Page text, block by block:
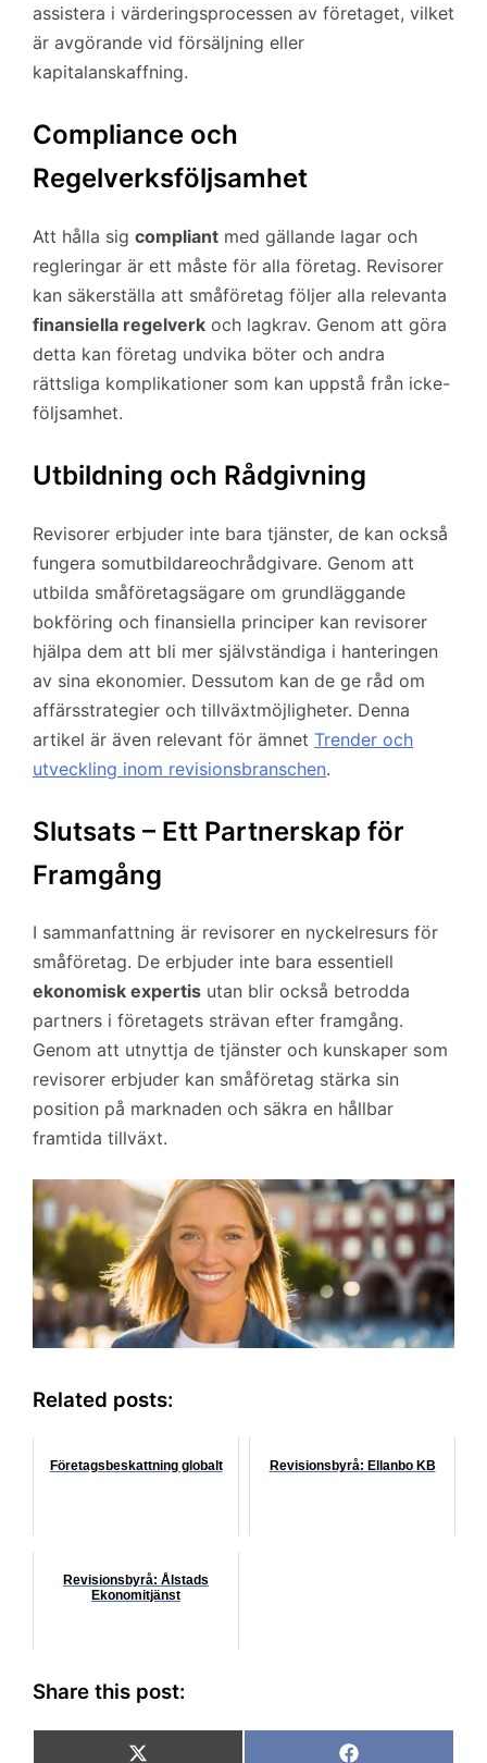
assistera i värderingsprocessen av företaget, vilket
är avgörande vid försäljning eller
kapitalanskaffning.
Compliance och
Regelverksföljsamhet
Att hålla sig compliant med gällande lagar och
regleringar är ett måste för alla företag. Revisorer
kan säkerställa att småföretag följer alla relevanta
finansiella regelverk och lagkrav. Genom att göra
detta kan företag undvika böter och andra
rättsliga komplikationer som kan uppstå från icke-
följsamhet.
Utbildning och Rådgivning
Revisorer erbjuder inte bara tjänster, de kan också
fungera somutbildareochrådgivare. Genom att
utbilda småföretagsägare om grundläggande
bokföring och finansiella principer kan revisorer
hjälpa dem att bli mer självständiga i hanteringen
av sina ekonomier. Dessutom kan de ge råd om
affärsstrategier och tillväxtmöjligheter. Denna
artikel är även relevant för ämnet Trender och
utveckling inom revisionsbranschen.
Slutsats – Ett Partnerskap för
Framgång
I sammanfattning är revisorer en nyckelresurs för
småföretag. De erbjuder inte bara essentiell
ekonomisk expertis utan blir också betrodda
partners i företagets strävan efter framgång.
Genom att utnyttja de tjänster och kunskaper som
revisorer erbjuder kan småföretag stärka sin
position på marknaden och säkra en hållbar
framtida tillväxt.
Related posts:
Företagsbeskattning globalt Revisionsbyrå: Ellanbo KB
Revisionsbyrå: Ålstads
Ekonomitjänst
Share this post: